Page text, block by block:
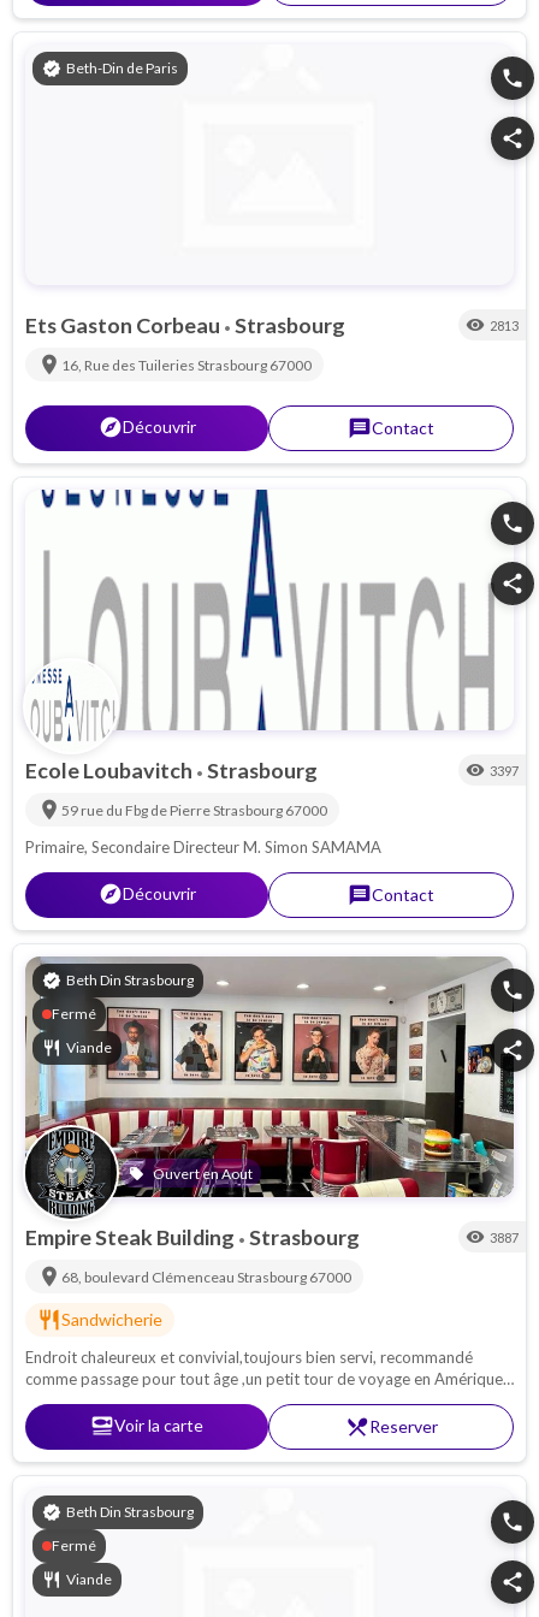
verified Beth-Din de Paris phone
share
Ets Gaston Corbeau • Strasbourg visibility 2813
location_on 16, Rue des Tuileries Strasbourg 67000
explorerDécouvrir messageContact
phone
share
Ecole Loubavitch • Strasbourg visibility 3397
location_on 59 rue du Fbg de PierreStrasbourg 67000
Primaire, Secondaire Directeur M. Simon SAMAMA
explorerDécouvrir messageContact
verified Beth Din Strasbourg
Fermé
restaurant Viande
local_offer Ouvert en Aout
phone
share
Empire Steak Building • Strasbourg visibility 3887
location_on 68, boulevard Clémenceau Strasbourg 67000
restaurant Sandwicherie
Endroit chaleureux et convivial,toujours bien servi, recommandé
comme passage pour tout âge ,un petit tour de voyage en Amérique
set_mealVoir la carte restaurant_menuReserver
verified Beth Din Strasbourg
Fermé
restaurant Viande
phone
share